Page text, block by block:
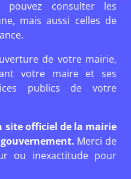
pouvez consulter les
mais aussi celles de
de votre mairie,
votre maire et ses
publics de votre
site officiel de la mairie
Merci de
ou inexactitude pour